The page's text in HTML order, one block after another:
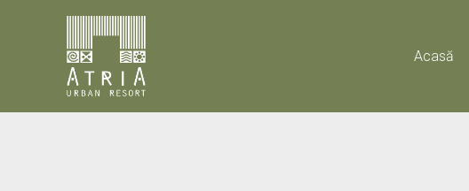
Acasă